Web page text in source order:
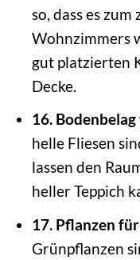
so, dass es
Wohnzimmers
gut platzierten
Decke.
16.
helle Fliesen
lassen den
heller Teppich
17. Pflanzen
Grünpflanzen